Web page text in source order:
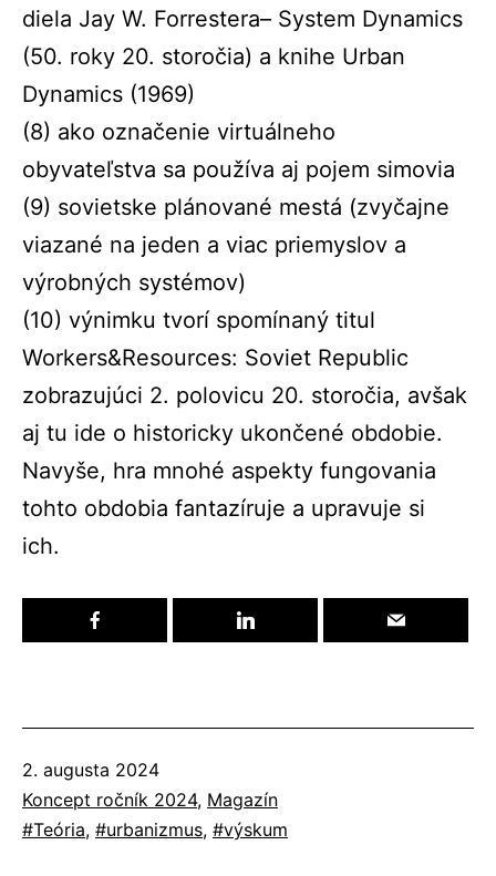
diela Jay W. Forrestera– System Dynamics
(50. roky 20. storočia) a knihe Urban
Dynamics (1969)
(8) ako označenie virtuálneho
obyvateľstva sa používa aj pojem simovia
(9) sovietske plánované mestá (zvyčajne
viazané na jeden a viac priemyslov a
výrobných systémov)
(10) výnimku tvorí spomínaný titul
Workers&Resources: Soviet Republic
zobrazujúci 2. polovicu 20. storočia, avšak
aj tu ide o historicky ukončené obdobie.
Navyše, hra mnohé aspekty fungovania
tohto obdobia fantazíruje a upravuje si
ich.
Publikované
2. augusta 2024
Kategorizované
ako
Koncept ročník 2024, Magazín
Označené
Teória, urbanizmus, výskum